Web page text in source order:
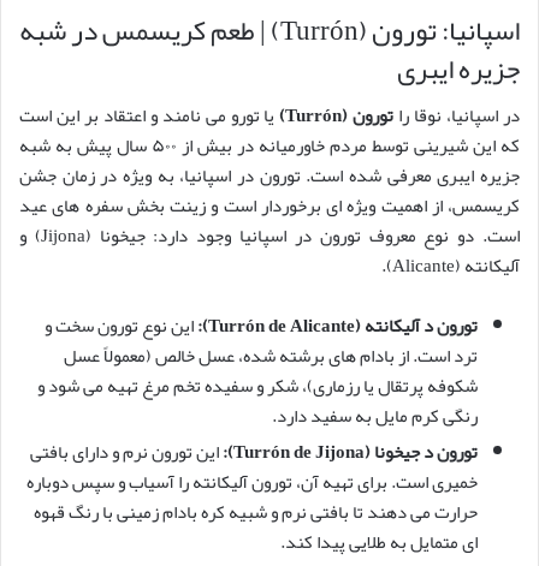
اسپانیا: تورون (Turrón) | طعم کریسمس در شبه
جزیره ایبری
در اسپانیا، نوقا راتورون (Turrón)
یا تورو می نامند و اعتقاد بر این است
که این شیرینی توسط مردم خاورمیانه در بیش از ۵۰۰ سال پیش به شبه
جزیره ایبری معرفی شده است. تورون در اسپانیا، به ویژه در زمان جشن
کریسمس، از اهمیت ویژه ای برخوردار است و زینت بخش سفره های عید
است. دو نوع معروف تورون در اسپانیا وجود دارد: جیخونا (Jijona) و
آلیکانته (Alicante).
تورون د آلیکانته (Turrón de Alicante):
این نوع تورون سخت و
ترد است. از بادام های برشته شده، عسل خالص (معمولاً عسل
شکوفه پرتقال یا رزماری)، شکر و سفیده تخم مرغ تهیه می شود و
رنگی کرم مایل به سفید دارد.
تورون د جیخونا (Turrón de Jijona):
این تورون نرم و دارای بافتی
خمیری است. برای تهیه آن، تورون آلیکانته را آسیاب و سپس دوباره
حرارت می دهند تا بافتی نرم و شبیه کره بادام زمینی با رنگ قهوه
ای متمایل به طلایی پیدا کند.